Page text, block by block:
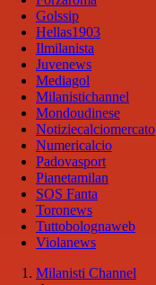
Golssip
Hellas1903
Ilmilanista
Juvenews
Mediagol
Milanistichannel
Mondoudinese
Notiziecalciomercato
Numericalcio
Padovasport
Pianetamilan
SOS Fanta
Toronews
Tuttobolognaweb
Violanews
Milanisti Channel